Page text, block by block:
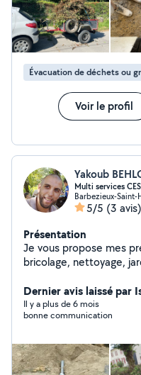
Évacuation de déchets ou
Voir le profil
Yakoub
Multi services
Barbezieux-
5/5 (3 avis)
Présentation
Je vous propose mes
bricolage, nettoyage,
Dernier avis laissé par
Il y a plus de 6 mois
bonne communication